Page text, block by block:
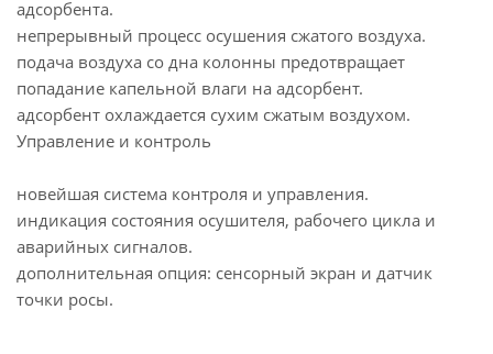
адсорбента.
непрерывный процесс осушения сжатого воздуха.
подача воздуха со дна колонны предотвращает
попадание капельной влаги на адсорбент.
адсорбент охлаждается сухим сжатым воздухом.
Управление и контроль
новейшая система контроля и управления.
индикация состояния осушителя, рабочего цикла и
аварийных сигналов.
дополнительная опция: сенсорный экран и датчик
точки росы.